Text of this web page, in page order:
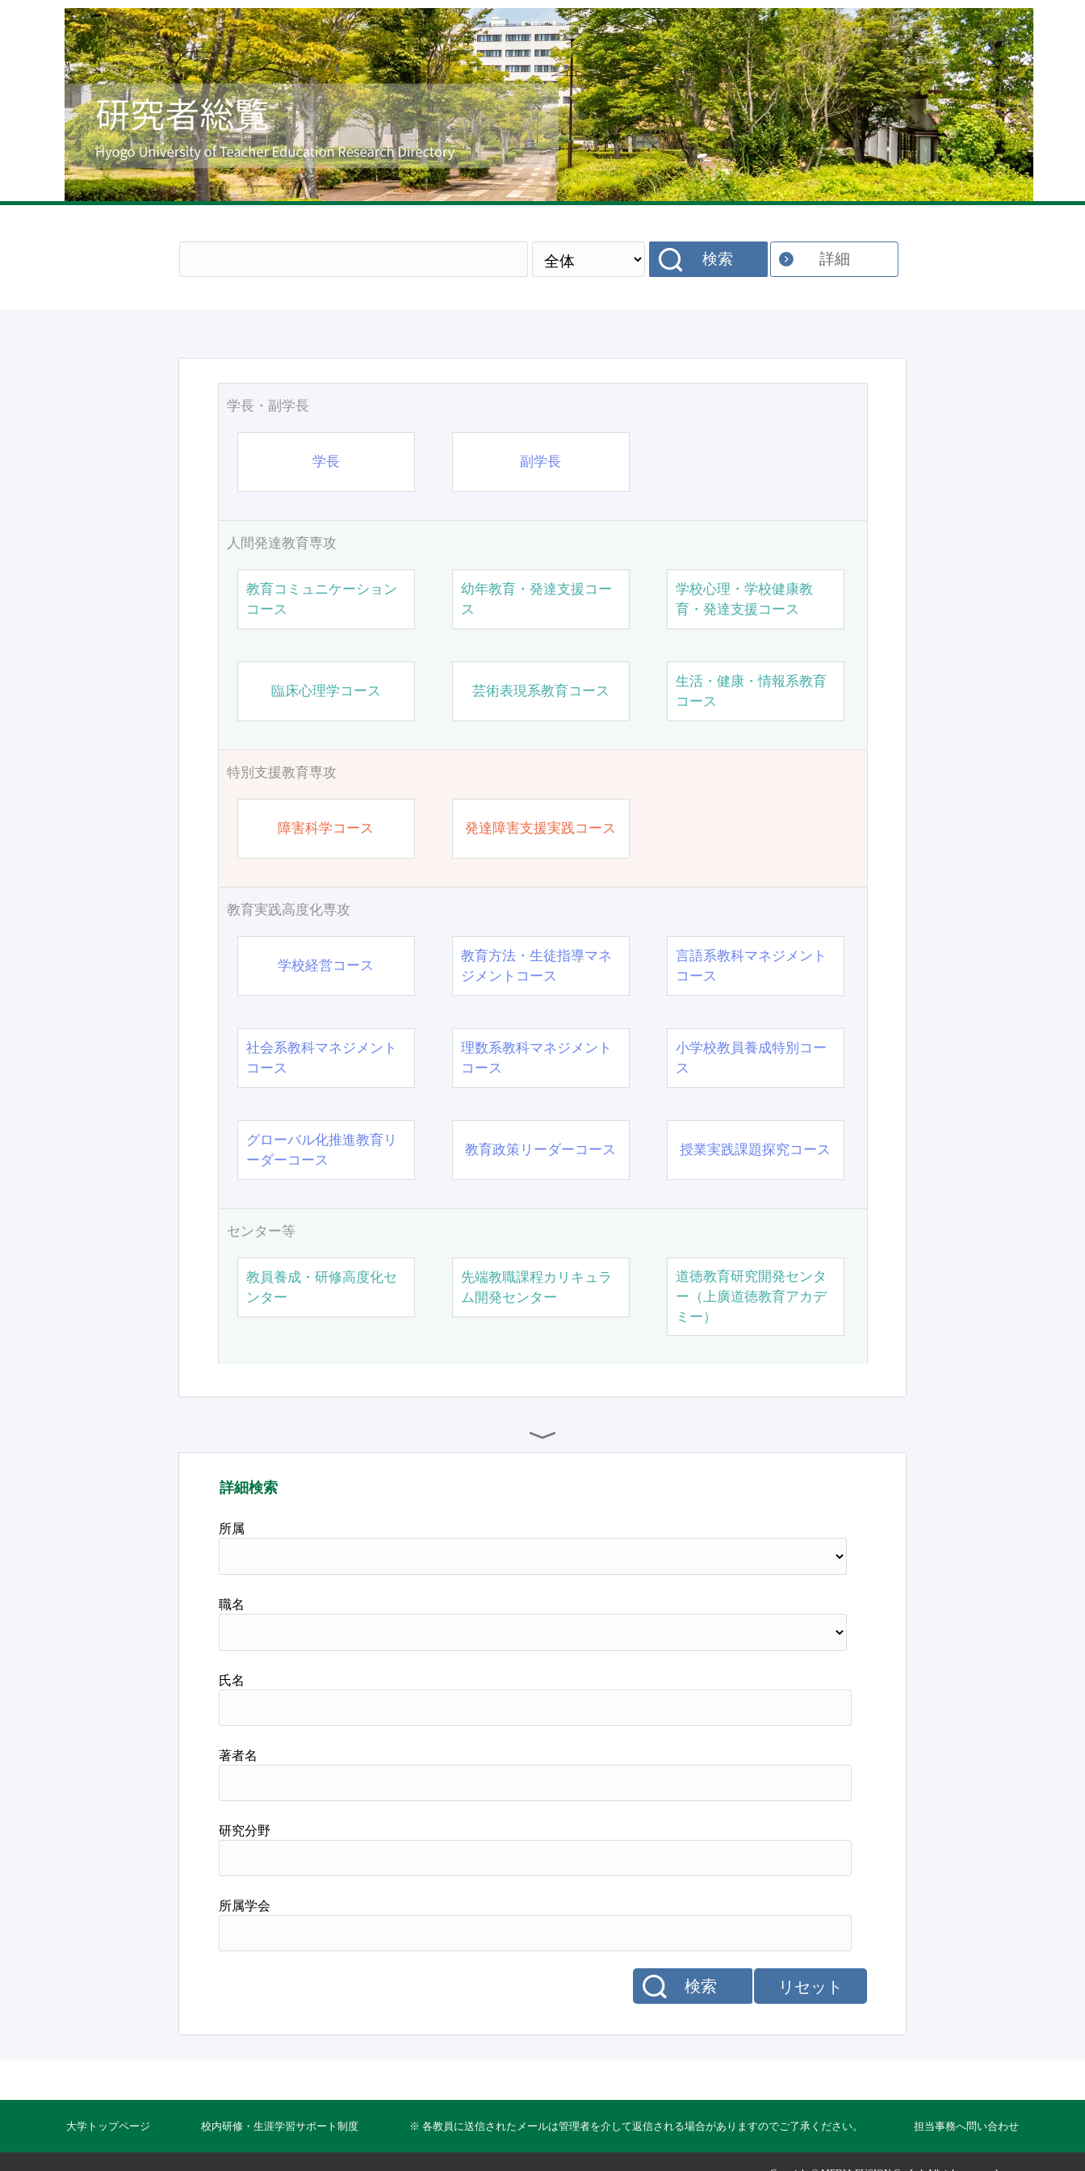
English
検索 詳細
学長・副学長
学長 副学長
人間発達教育専攻
教育コミュニケーション
コース
幼年教育・発達支援コー
ス
学校心理・学校健康教
育・発達支援コース
臨床心理学コース 芸術表現系教育コース
生活・健康・情報系教育
コース
特別支援教育専攻
障害科学コース 発達障害支援実践コース
教育実践高度化専攻
学校経営コース
教育方法・生徒指導マネ
ジメントコース
言語系教科マネジメント
コース
社会系教科マネジメント
コース
理数系教科マネジメント
コース
小学校教員養成特別コー
ス
グローバル化推進教育リ
ーダーコース
教育政策リーダーコース 授業実践課題探究コース
センター等
教員養成・研修高度化セ
ンター
先端教職課程カリキュラ
ム開発センター
道徳教育研究開発センタ
ー（上廣道徳教育アカデ
ミー）
詳細検索
所属
職名
氏名
著者名
研究分野
所属学会
リセット
検索
大学トップページ 校内研修・生涯学習サポート制度 ※ 各教員に送信されたメールは管理者を介して返信される場合がありますのでご了承ください。 担当事務へ問い合わせ